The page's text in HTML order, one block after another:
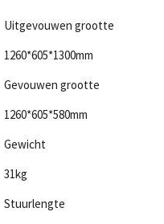
Uitgevouwen grootte
1260*605*1300mm
Gevouwen grootte
1260*605*580mm
Gewicht
31kg
Stuurlengte